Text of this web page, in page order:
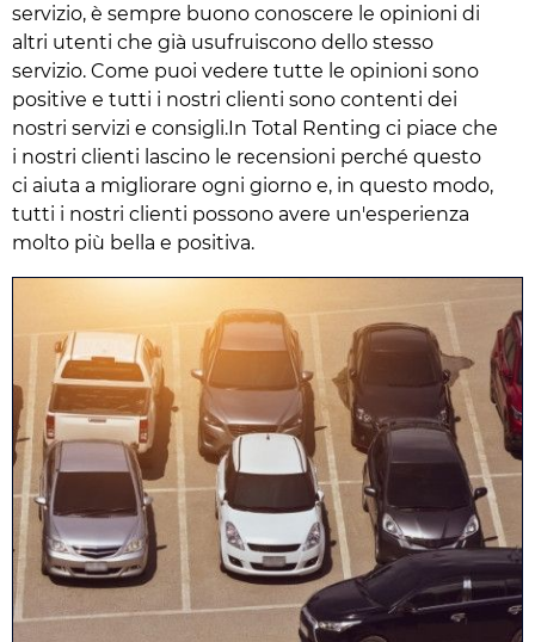
servizio, è sempre buono conoscere le opinioni di
altri utenti che già usufruiscono dello stesso
servizio. Come puoi vedere tutte le opinioni sono
positive e tutti i nostri clienti sono contenti dei
nostri servizi e consigli.In Total Renting ci piace che
i nostri clienti lascino le recensioni perché questo
ci aiuta a migliorare ogni giorno e, in questo modo,
tutti i nostri clienti possono avere un'esperienza
molto più bella e positiva.